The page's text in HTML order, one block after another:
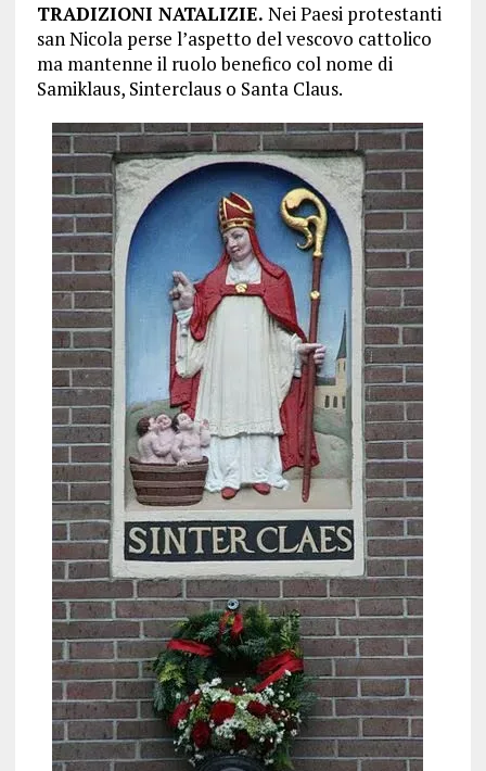
TRADIZIONI NATALIZIE. Nei Paesi protestanti
san Nicola perse l’aspetto del vescovo cattolico
ma mantenne il ruolo benefico col nome di
Samiklaus, Sinterclaus o Santa Claus.